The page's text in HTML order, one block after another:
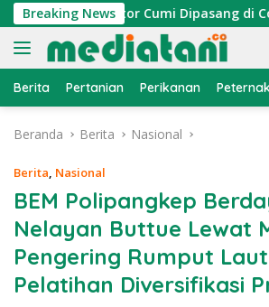
Langsung
ke
konten
Breaking News
Atraktor Cumi Dipasang di Coral
Berita Pertanian Perikanan
Beranda Berita Nasional
Berita, Nasional
BEM Polipangkep
Nelayan Buttue Lewat
Pengering Rumput
Pelatihan Diversifikasi